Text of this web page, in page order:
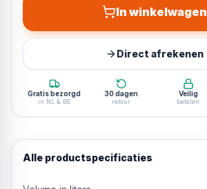
In winkelwagen
Direct afrekenen
Gratis bezorgd
in NL & BE
30 dagen
retour
Veilig
betalen
Alle productspecificaties